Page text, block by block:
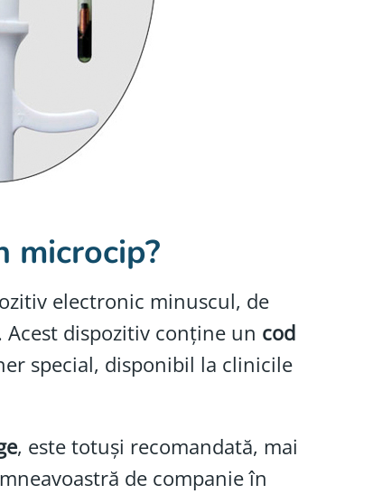
microcip?
electronic minuscul, de
dispozitiv conține un cod
special, disponibil la clinicile
, este totuși recomandată, mai
de companie în